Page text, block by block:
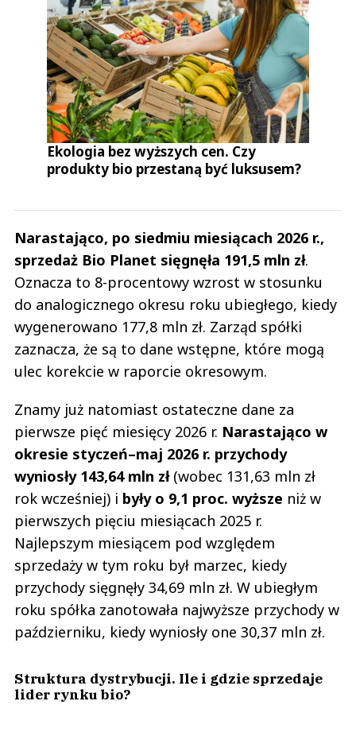
Ekologia bez wyższych cen. Czy
produkty bio przestaną być luksusem?
Narastająco, po siedmiu miesiącach 2026 r.,
sprzedaż Bio Planet sięgnęła 191,5 mln zł.
Oznacza to 8-procentowy wzrost w stosunku
do analogicznego okresu roku ubiegłego, kiedy
wygenerowano 177,8 mln zł. Zarząd spółki
zaznacza, że są to dane wstępne, które mogą
ulec korekcie w raporcie okresowym.
Znamy już natomiast ostateczne dane za
pierwsze pięć miesięcy 2026 r. Narastająco w
okresie styczeń–maj 2026 r. przychody
wyniosły 143,64 mln zł (wobec 131,63 mln zł
rok wcześniej) i były o 9,1 proc. wyższe niż w
pierwszych pięciu miesiącach 2025 r.
Najlepszym miesiącem pod względem
sprzedaży w tym roku był marzec, kiedy
przychody sięgnęły 34,69 mln zł. W ubiegłym
roku spółka zanotowała najwyższe przychody w
październiku, kiedy wyniosły one 30,37 mln zł.
Struktura dystrybucji. Ile i gdzie sprzedaje
lider rynku bio?